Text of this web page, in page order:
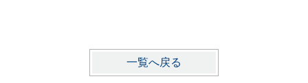
一覧へ戻る